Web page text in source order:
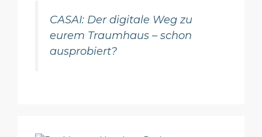
CASAI: Der digitale Weg zu
eurem Traumhaus – schon
ausprobiert?